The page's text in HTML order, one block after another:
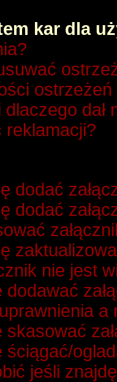
kar dla
dał
reklamacji?
dodać
dodać
nie jest
a
jeśli